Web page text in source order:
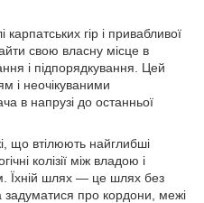
гір і привабливої
свою власну місце в
і підпорядкування. Цей
і неочікуваними
в напрузі до останньої
що втілюють найглибші
колізії між владою і
Їхній шлях — це шлях без
задуматися про кордони, межі